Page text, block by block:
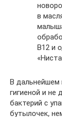
в
В12 и
В дальнейшем
гигиеной и не
бактерий с
бутылочек,